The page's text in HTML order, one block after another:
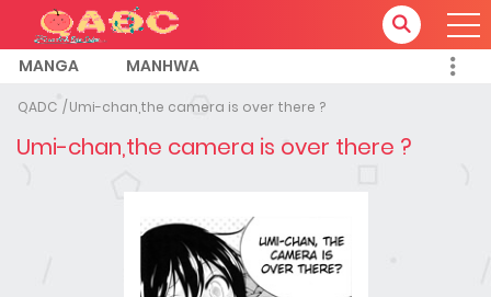
MANGA MANHWA
QADC Umi-chan,the camera is over there ?
Umi-chan,the camera is over there ?